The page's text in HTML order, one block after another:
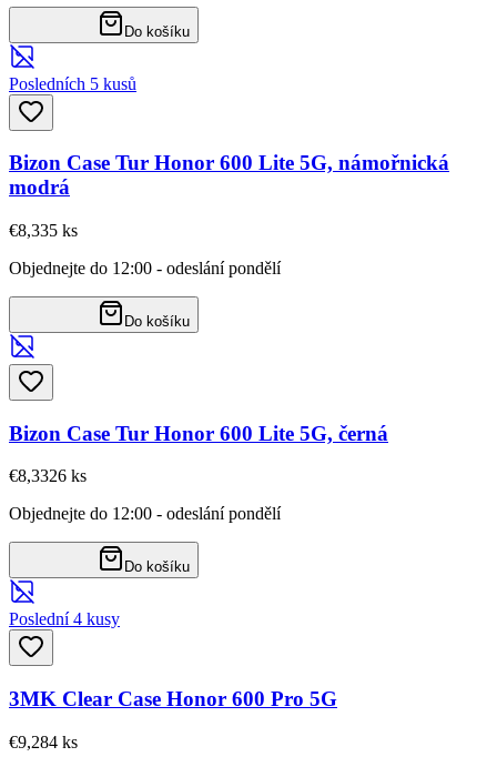
Do košíku
Posledních 5 kusů
Bizon Case Tur Honor 600 Lite 5G, námořnická
modrá
€8,335 ks
Objednejte do 12:00 - odeslání pondělí
Do košíku
Bizon Case Tur Honor 600 Lite 5G, černá
€8,3326 ks
Objednejte do 12:00 - odeslání pondělí
Do košíku
Poslední 4 kusy
3MK Clear Case Honor 600 Pro 5G
€9,284 ks